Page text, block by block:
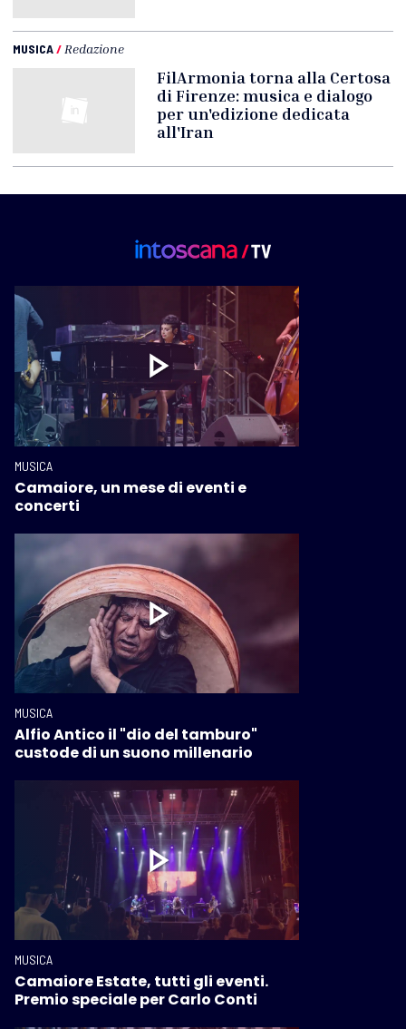
MUSICA/ Redazione
FilArmonia torna alla Certosa
di Firenze: musica e dialogo
per un'edizione dedicata
all'Iran
MUSICA
Camaiore, un mese di eventi e
concerti
MUSICA
Alfio Antico il "dio del tamburo"
custode di un suono millenario
MUSICA
Camaiore Estate, tutti gli eventi.
Premio speciale per Carlo Conti